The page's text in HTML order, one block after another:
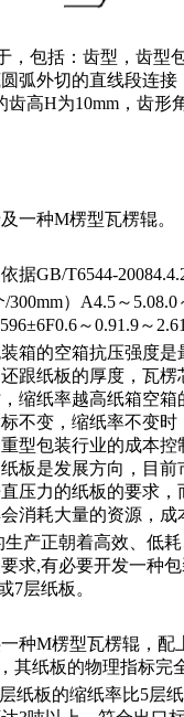
，包括：齿型，齿型
弧外切的直线段连接
高H为10mm，齿形
一种M楞型瓦楞辊。
据GB/T6544-
）A4.5～5.08.0
～0.91.9～
箱的空箱抗压强度
跟纸板的厚度，瓦
缩纸率越高纸箱空箱
不变，缩纸率不变
型包装行业的成本
板是发展方向，目
压力的纸板的要求
消耗大量的资源，成
产正朝着高效、低
求,有必要开发一种
7层纸板。
种M楞型瓦楞辊，
其纸板的物理指标完
纸板的缩纸率比5层